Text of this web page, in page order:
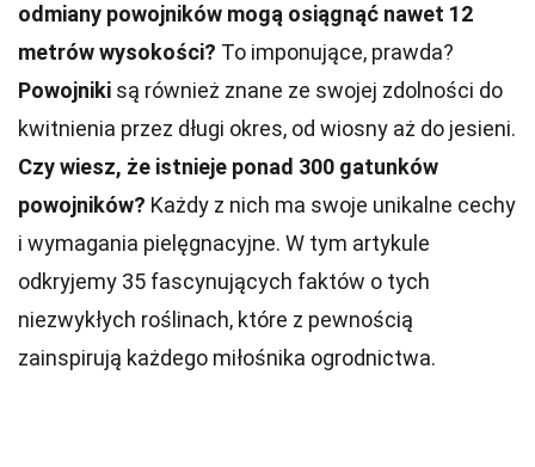
odmiany powojników mogą osiągnąć nawet 12
metrów wysokości? To imponujące, prawda?
Powojniki są również znane ze swojej zdolności do
kwitnienia przez długi okres, od wiosny aż do jesieni.
Czy wiesz, że istnieje ponad 300 gatunków
powojników? Każdy z nich ma swoje unikalne cechy
i wymagania pielęgnacyjne. W tym artykule
odkryjemy 35 fascynujących faktów o tych
niezwykłych roślinach, które z pewnością
zainspirują każdego miłośnika ogrodnictwa.